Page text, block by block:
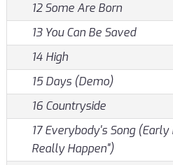
12 Some Are Born
13 You Can Be Saved
14 High
15 Days (Demo)
16 Countryside
17 Everybody's Song
Really Happen")